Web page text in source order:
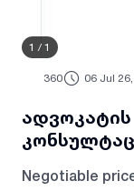
1 / 1
360 06 Jul
Negotiable